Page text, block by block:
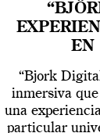
EN
“Bjork
inmersiva
una
particular